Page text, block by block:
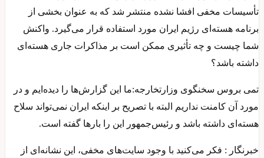
تأسیسات مخفی افشا نشده منتشر شد که به عنوان بخشی از
برنامه هسته‌ای رژیم ایران مورد استفاده قرار می‌گیرد. واکنش
شما چیست و چه تأثیری ممکن است بر مذاکرات جاری هسته‌ای
داشته باشد؟
تمی بروس سخنگوی وزارتخارجه:ما این گزارش‌ها را دیده‌ایم و در
مورد آن کامنت نداریم البته با تصریح بر اینکه ایران نمی‌تواند سلاح
هسته‌ای داشته باشد و رئیس‌جمهور این را بارها گفته است.
خبرنگار : فکر می‌کنید با وجود سایت‌های مخفی، این نشانه‌ای از